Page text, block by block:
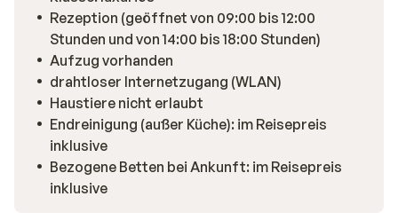
Rezeption (geöffnet von 09:00 bis 12:00
Stunden und von 14:00 bis 18:00 Stunden)
Aufzug vorhanden
drahtloser Internetzugang (WLAN)
Haustiere nicht erlaubt
Endreinigung (außer Küche): im Reisepreis
inklusive
Bezogene Betten bei Ankunft: im Reisepreis
inklusive